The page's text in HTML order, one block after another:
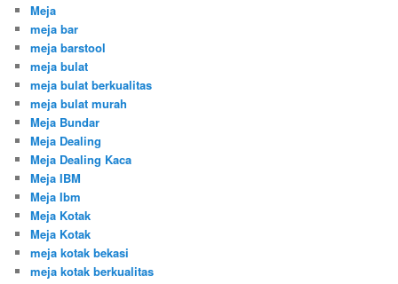
Meja
meja bar
meja barstool
meja bulat
meja bulat berkualitas
meja bulat murah
Meja Bundar
Meja Dealing
Meja Dealing Kaca
Meja IBM
Meja Ibm
Meja Kotak
Meja Kotak
meja kotak bekasi
meja kotak berkualitas